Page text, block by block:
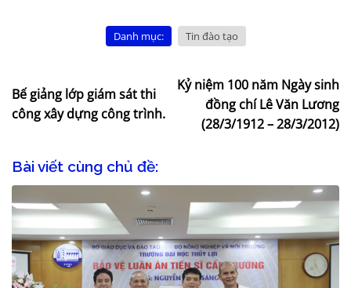
Danh mục: Tin đào tạo
Bế giảng lớp giám sát thi
công xây dựng công trình.
Kỷ niệm 100 năm Ngày sinh
đồng chí Lê Văn Lương
(28/3/1912 – 28/3/2012)
Bài viết cùng chủ đề: